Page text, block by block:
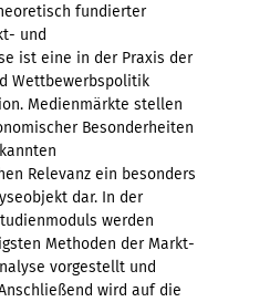
fundierter
und
ist eine in der Praxis der
Wettbewerbspolitik
Medienmärkte stellen
Besonderheiten
Relevanz ein besonders
dar. In der
werden
Methoden der Markt-
vorgestellt und
wird auf die